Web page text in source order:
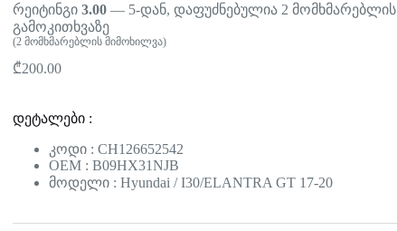
რეიტინგი 3.00— 5-დან, დაფუძნებულია 2 მომხმარებლის
გამოკითხვაზე
(2მომხმარებლის მიმოხილვა)
₾200.00
დეტალები :
კოდი : CH126652542
OEM : B09HX31NJB
მოდელი : Hyundai / I30/ELANTRA GT 17-20